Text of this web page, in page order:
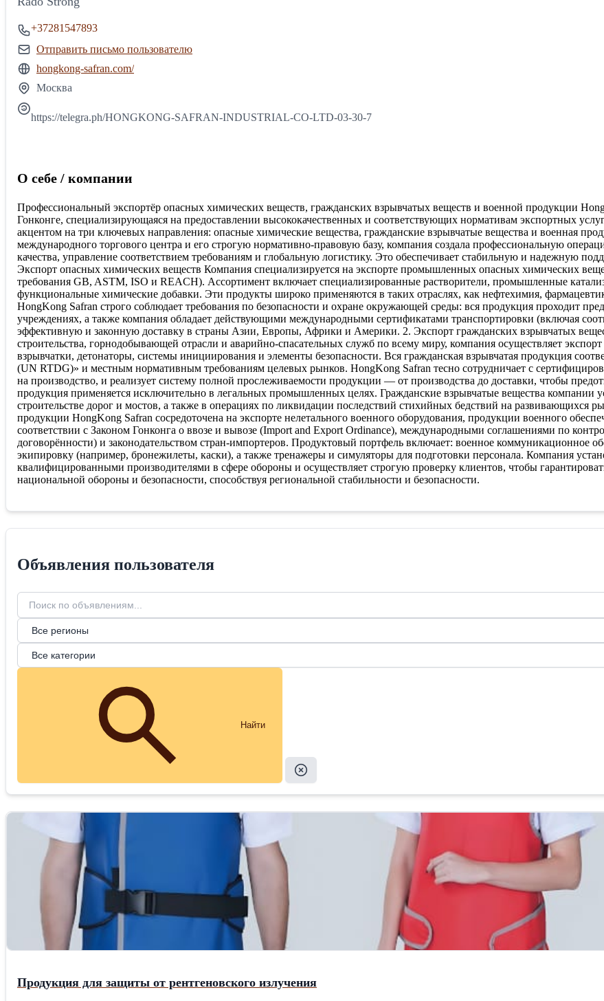
+37281547893
Отправить письмо пользователю
hongkong-safran.com/
Москва
https://telegra.ph/HONGKONG-SAFRAN-INDUSTRIAL-CO-LTD-03-30-7
О себе / компании
Профессиональный экспортёр опасных химических веществ, гражданских взрывчатых веществ и военной продукции
Гонконге, специализирующаяся на предоставлении высококачественных и соответствующих нормативам экспортных
акцентом на три ключевых направления: опасные химические вещества, гражданские взрывчатые вещества и военная
международного торгового центра и его строгую нормативно-правовую базу, компания создала профессиональную
качества, управление соответствием требованиям и глобальную логистику. Это обеспечивает стабильную и надежную
Экспорт опасных химических веществ Компания специализируется на экспорте промышленных опасных химических
требования GB, ASTM, ISO и REACH). Ассортимент включает специализированные растворители, промышленные
функциональные химические добавки. Эти продукты широко применяются в таких отраслях, как нефтехимия,
HongKong Safran строго соблюдает требования по безопасности и охране окружающей среды: вся продукция проходит
учреждениях, а также компания обладает действующими международными сертификатами транспортировки (включая
эффективную и законную доставку в страны Азии, Европы, Африки и Америки. 2. Экспорт гражданских взрывчатых
строительства, горнодобывающей отрасли и аварийно-спасательных служб по всему миру, компания осуществляет
взрывчатки, детонаторы, системы инициирования и элементы безопасности. Вся гражданская взрывчатая продукция
(UN RTDG)» и местным нормативным требованиям целевых рынков. HongKong Safran тесно сотрудничает с
на производство, и реализует систему полной прослеживаемости продукции — от производства до доставки, чтобы
продукция применяется исключительно в легальных промышленных целях. Гражданские взрывчатые вещества
строительстве дорог и мостов, а также в операциях по ликвидации последствий стихийных бедствий на развивающихся
продукции HongKong Safran сосредоточена на экспорте нелетального военного оборудования, продукции военного
соответствии с Законом Гонконга о ввозе и вывозе (Import and Export Ordinance), международными соглашениями по
договорённости) и законодательством стран-импортеров. Продуктовый портфель включает: военное коммуникационное
экипировку (например, бронежилеты, каски), а также тренажеры и симуляторы для подготовки персонала. Компания
квалифицированными производителями в сфере обороны и осуществляет строгую проверку клиентов, чтобы
национальной обороны и безопасности, способствуя региональной стабильности и безопасности.
Объявления пользователя
Найти
Продукция для защиты от рентгеновского излучения